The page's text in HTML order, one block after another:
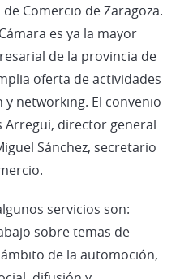
Comercio de Zaragoza.
es ya la mayor
de la provincia de
oferta de actividades
networking. El convenio
Arregui, director general
Sánchez, secretario
servicios son:
sobre temas de
de la automoción,